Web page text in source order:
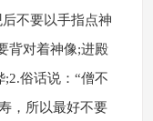
不要以手指点神
背对着神像;进殿
俗话说：“僧不
，所以最好不要